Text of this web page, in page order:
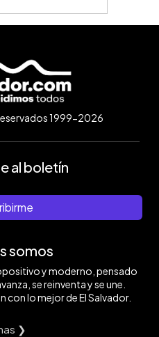
1999-2026
al boletín
somos
y moderno, pensado
se reinventa y se une.
lo mejor de El Salvador.
❯